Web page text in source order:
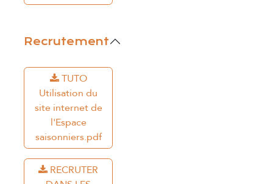
Recrutement
TUTO
Utilisation du
site internet de
l'Espace
saisonniers.pdf
RECRUTER